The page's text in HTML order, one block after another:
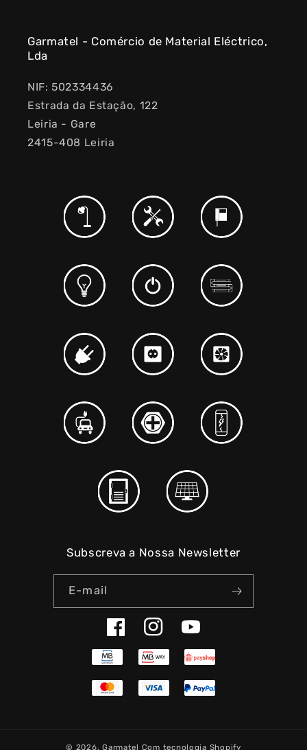
Garmatel - Comércio de Material Eléctrico,
Lda
NIF: 502334436
Estrada da Estação, 122
Leiria - Gare
2415-408 Leiria
Subscreva a Nossa Newsletter
E-mail
FacebookInstagramYouTube
© 2026,Garmatel Com tecnologia Shopify